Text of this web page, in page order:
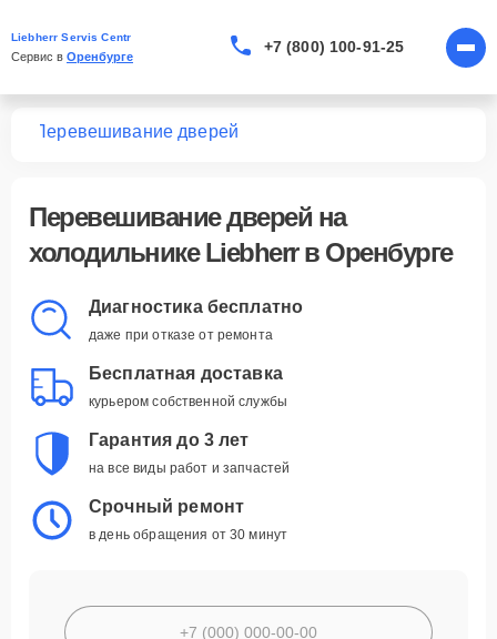
Liebherr Servis Centr
Сервис в Оренбурге
+7 (800) 100-91-25
Перевешивание дверей
Перевешивание дверей на
холодильнике Liebherr в Оренбурге
Диагностика бесплатно
даже при отказе от ремонта
Бесплатная доставка
курьером собственной службы
Гарантия до 3 лет
на все виды работ и запчастей
Срочный ремонт
в день обращения от 30 минут